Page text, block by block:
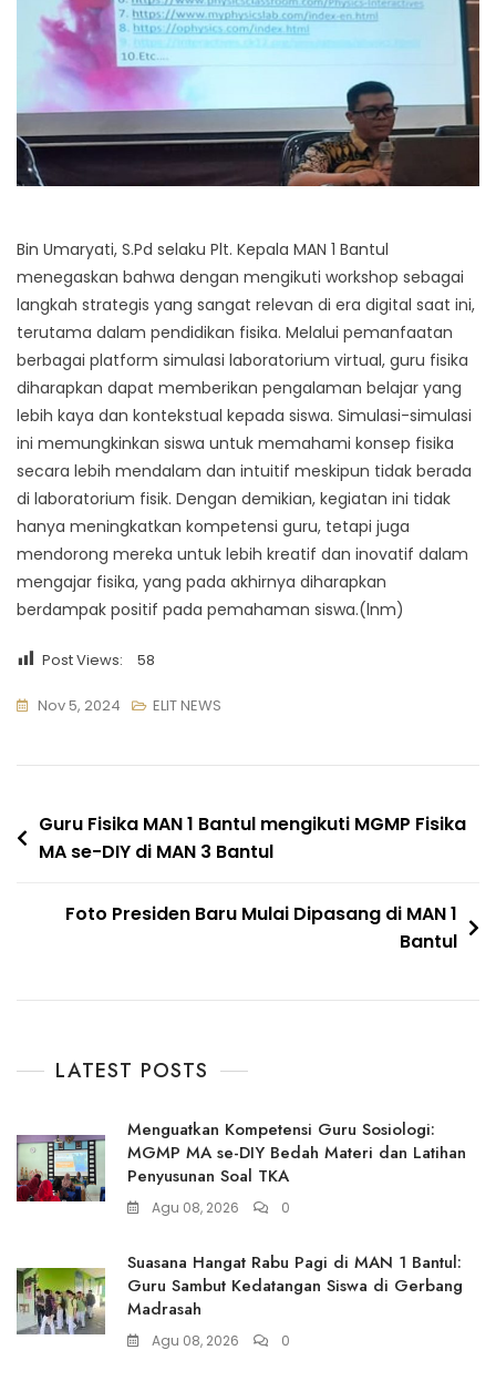
Bin Umaryati, S.Pd selaku Plt. Kepala MAN 1 Bantul
menegaskan bahwa dengan mengikuti workshop sebagai
langkah strategis yang sangat relevan di era digital saat ini,
terutama dalam pendidikan fisika. Melalui pemanfaatan
berbagai platform simulasi laboratorium virtual, guru fisika
diharapkan dapat memberikan pengalaman belajar yang
lebih kaya dan kontekstual kepada siswa. Simulasi-simulasi
ini memungkinkan siswa untuk memahami konsep fisika
secara lebih mendalam dan intuitif meskipun tidak berada
di laboratorium fisik. Dengan demikian, kegiatan ini tidak
hanya meningkatkan kompetensi guru, tetapi juga
mendorong mereka untuk lebih kreatif dan inovatif dalam
mengajar fisika, yang pada akhirnya diharapkan
berdampak positif pada pemahaman siswa.(lnm)
Post Views: 58
Nov 5, 2024 ELIT NEWS
Navigasi
pos
Guru Fisika MAN 1 Bantul mengikuti MGMP Fisika
MA se-DIY di MAN 3 Bantul
Foto Presiden Baru Mulai Dipasang di MAN 1
Bantul
LATEST POSTS
Menguatkan Kompetensi Guru Sosiologi:
MGMP MA se-DIY Bedah Materi dan Latihan
Penyusunan Soal TKA
Agu 08, 2026 0
Suasana Hangat Rabu Pagi di MAN 1 Bantul:
Guru Sambut Kedatangan Siswa di Gerbang
Madrasah
Agu 08, 2026 0